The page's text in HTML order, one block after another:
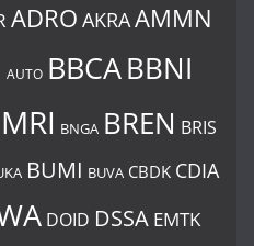
ADRO AKRAAMMN
AUTO BBCABBNI
BNGA BREN BRIS
BUMI BUVA CBDK CDIA
DOID DSSA EMTK